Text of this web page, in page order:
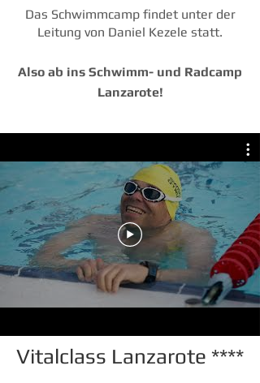
Das Schwimmcamp findet unter der
Leitung von Daniel Kezele statt.
Also ab ins Schwimm- und Radcamp
Lanzarote!
Vitalclass Lanzarote ****